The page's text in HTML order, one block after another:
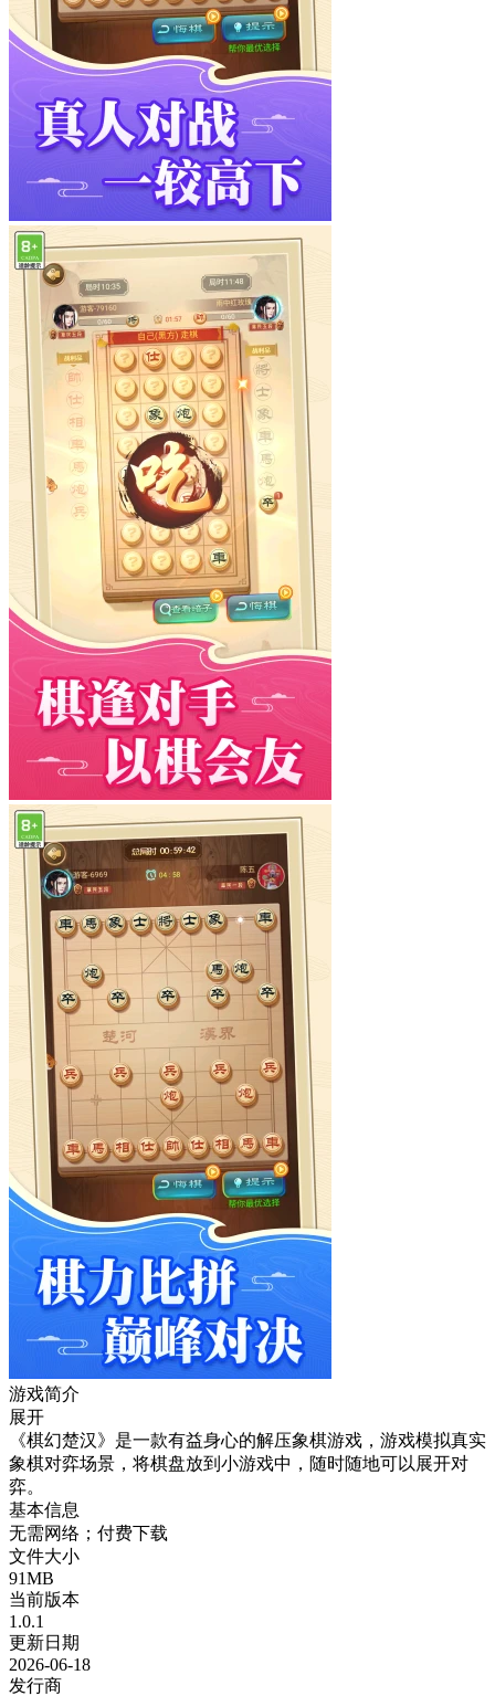
游戏简介
展开
《棋幻楚汉》是一款有益身心的解压象棋游戏，游戏模拟真实
象棋对弈场景，将棋盘放到小游戏中，随时随地可以展开对
弈。
基本信息
无需网络；付费下载
文件大小
91MB
当前版本
1.0.1
更新日期
2026-06-18
发行商